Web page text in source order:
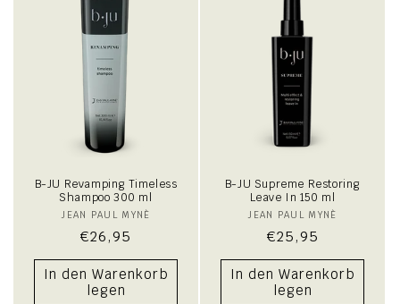
B-JU Revamping Timeless
Shampoo 300 ml
Anbieter:
JEAN PAUL MYNÈ
Normaler
Preis
€26,95
In den Warenkorb
legen
B-JU Supreme Restoring
Leave In 150 ml
Anbieter:
JEAN PAUL MYNÈ
Normaler
Preis
€25,95
In den Warenkorb
legen